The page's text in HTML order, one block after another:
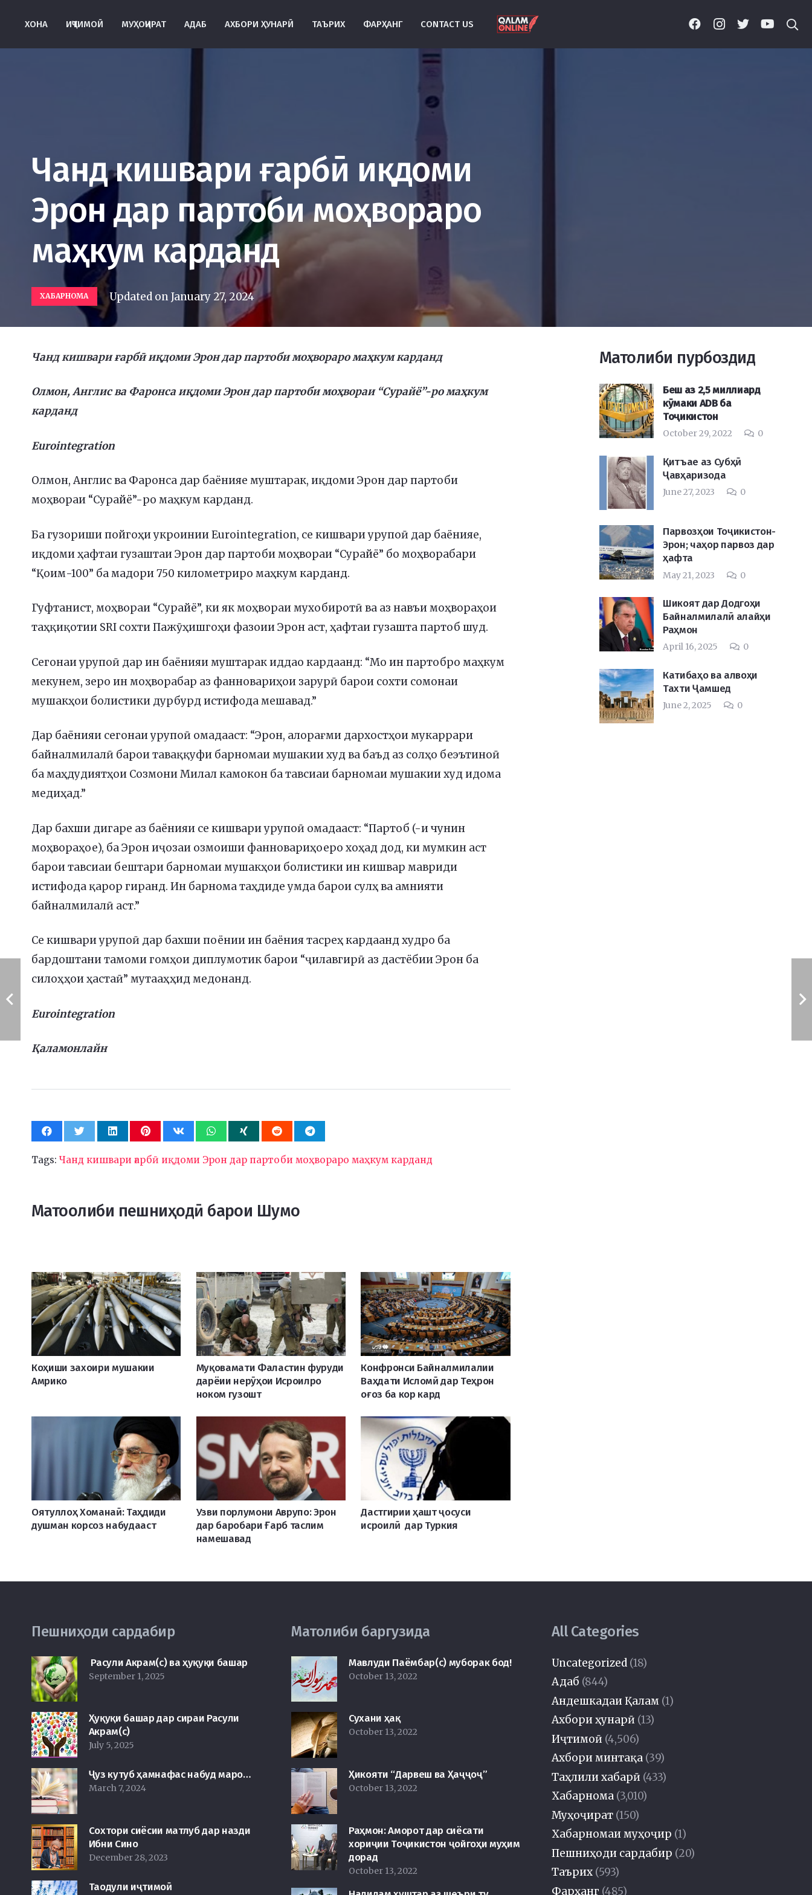
ХОНА ИҶТИМОӢ МУҲОҶИРАТ АДАБ АХБОРИ ҲУНАРӢ ТАЪРИХ ФАРҲАНГ CONTACT US
Чанд кишвари ғарбӣ иқдоми
Эрон дар партоби моҳвораро
маҳкум карданд
ХАБАРНОМА Updated onJanuary 27, 2024
Чанд кишвари ғарбӣ иқдоми Эрон дар партоби моҳвораро маҳкум карданд
Олмон, Англис ва Фаронса иқдоми Эрон дар партоби моҳвораи “Сурайё”-ро маҳкум
карданд
Eurointegration
Олмон, Англис ва Фаронса дар баёнияе муштарак, иқдоми Эрон дар партоби
моҳвораи “Сурайё”-ро маҳкум карданд.
Ба гузориши пойгоҳи укроинии Eurointegration, се кишвари урупоӣ дар баёнияе,
иқдоми ҳафтаи гузаштаи Эрон дар партоби моҳвораи “Сурайё” бо моҳворабари
“Қоим-100” ба мадори 750 километриро маҳкум карданд.
Гуфтанист, моҳвораи “Сурайё”, ки як моҳвораи мухобиротӣ ва аз навъи моҳвораҳои
таҳқиқотии SRI сохти Пажӯҳишгоҳи фазоии Эрон аст, ҳафтаи гузашта партоб шуд.
Сегонаи урупоӣ дар ин баёнияи муштарак иддао кардаанд: “Мо ин партобро маҳкум
мекунем, зеро ин моҳворабар аз фанновариҳои зарурӣ барои сохти сомонаи
мушакҳои болистики дурбурд истифода мешавад.”
Дар баёнияи сегонаи урупоӣ омадааст: “Эрон, алорағми дархостҳои мукаррари
байналмилалӣ барои таваққуфи барномаи мушакии худ ва баъд аз солҳо беэътиноӣ
ба маҳдудиятҳои Созмони Милал камокон ба тавсиаи барномаи мушакии худ идома
медиҳад.”
Дар бахши дигаре аз баёнияи се кишвари урупоӣ омадааст: “Партоб (-и чунин
моҳвораҳое), ба Эрон иҷозаи озмоиши фанновариҳоеро хоҳад дод, ки мумкин аст
барои тавсиаи бештари барномаи мушакҳои болистики ин кишвар мавриди
истифода қарор гиранд. Ин барнома таҳдиде умда барои сулҳ ва амнияти
байналмилалӣ аст.”
Се кишвари урупоӣ дар бахши поёнии ин баёния тасреҳ кардаанд худро ба
бардоштани тамоми гомҳои диплумотик барои “ҷилавгирӣ аз дастёбии Эрон ба
силоҳҳои ҳастаӣ” мутааҳҳид медонанд.
Eurointegration
Қаламонлайн
Tags: Чанд кишвари ғарбӣ иқдоми Эрон дар партоби моҳвораро маҳкум карданд
Матоолиби пешниҳодӣ барои Шумо
Коҳиши захоири мушакии
Амрико
Муқовамати Фаластин фуруди
дарёии нерӯҳои Исроилро
ноком гузошт
Конфронси Байналмилалии
Ваҳдати Исломӣ дар Теҳрон
оғоз ба кор кард
Оятуллоҳ Хоманаӣ: Таҳдиди
душман корсоз набудааст
Узви порлумони Аврупо: Эрон
дар баробари Ғарб таслим
намешавад
Дастгирии ҳашт ҷосуси
исроилӣ дар Туркия
Матолиби пурбоздид
Беш аз 2,5 миллиард
кӯмаки ADB ба
Тоҷикистон
October 29, 2022 0
Қитъае аз Субҳӣ
Ҷавҳаризода
June 27, 2023 0
Парвозҳои Тоҷикистон-
Эрон; чаҳор парвоз дар
ҳафта
May 21, 2023 0
Шикоят дар Додгоҳи
Байналмилалӣ алайҳи
Раҳмон
April 16, 2025 0
Катибаҳо ва алвоҳи
Тахти Ҷамшед
June 2, 2025 0
Пешниҳоди сардабир
Расули Акрам(с) ва ҳуқуқи башар
September 1, 2025
Ҳуқуқи башар дар сираи Расули
Акрам(с)
July 5, 2025
Ҷуз кутуб ҳамнафас набуд маро…
March 7, 2024
Сохтори сиёсии матлуб дар назди
Ибни Сино
December 28, 2023
Таодули иҷтимоӣ
Матолиби баргузида
Мавлуди Паёмбар(с) муборак бод!
October 13, 2022
Сухани ҳақ
October 13, 2022
Ҳикояти “Дарвеш ва Ҳаҷҷоҷ”
October 13, 2022
Раҳмон: Аморот дар сиёсати
хориҷии Тоҷикистон ҷойгоҳи муҳим
дорад
October 13, 2022
All Categories
Uncategorized(18)
Адаб (844)
Андешкадаи Қалам(1)
Ахбори ҳунарӣ (13)
Иҷтимоӣ (4,506)
Ахбори минтақа(39)
Таҳлили хабарӣ (433)
Хабарнома(3,010)
Муҳоҷират(150)
Хабарномаи муҳоҷир (1)
Пешниҳоди сардабир (20)
Таърих(593)
Фарҳанг (485)